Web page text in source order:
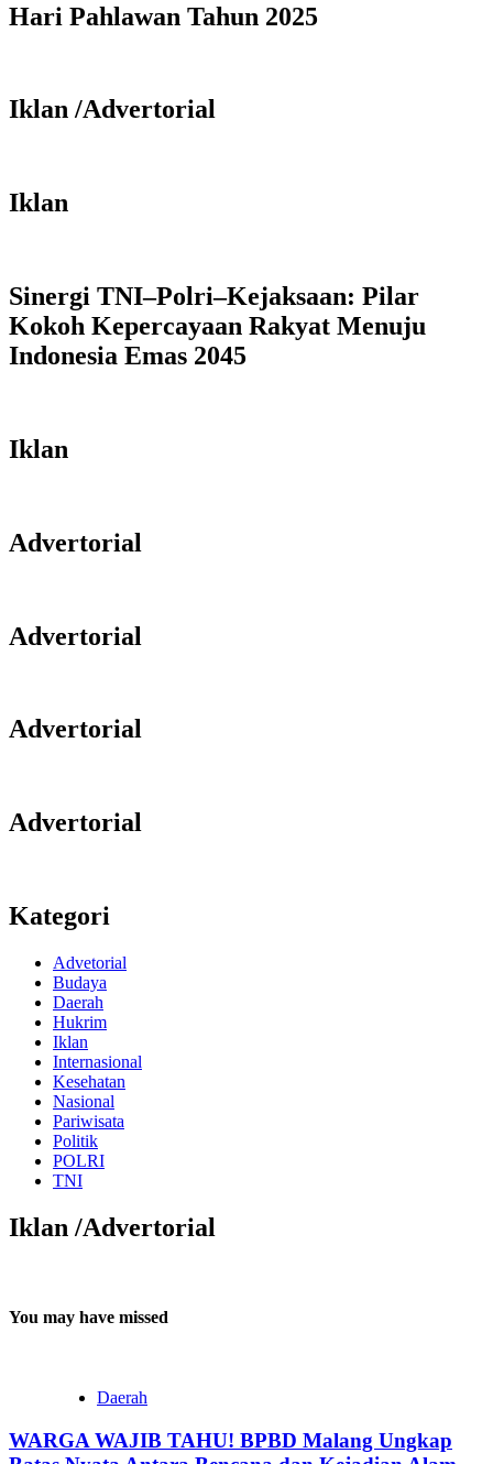
Hari Pahlawan Tahun 2025
Iklan /Advertorial
Iklan
Sinergi TNI–Polri–Kejaksaan: Pilar
Kokoh Kepercayaan Rakyat Menuju
Indonesia Emas 2045
Iklan
Advertorial
Advertorial
Advertorial
Advertorial
Kategori
Advetorial
Budaya
Daerah
Hukrim
Iklan
Internasional
Kesehatan
Nasional
Pariwisata
Politik
POLRI
TNI
Iklan /Advertorial
You may have missed
Daerah
WARGA WAJIB TAHU! BPBD Malang Ungkap